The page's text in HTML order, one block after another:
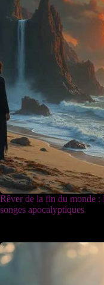
Rêver de la fin du monde :
songes apocalyptiques